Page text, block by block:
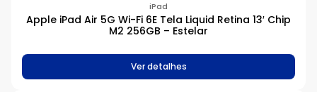
iPad
Apple iPad Air 5G Wi-Fi 6E Tela Liquid Retina 13′ Chip
M2 256GB – Estelar
Ver detalhes